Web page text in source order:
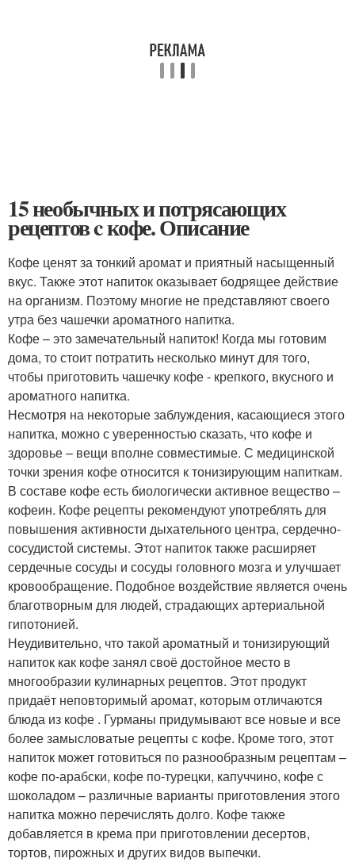
15 необычных и потрясающих
рецептов c кофе. Описание
Кофе ценят за тонкий аромат и приятный насыщенный
вкус. Также этот напиток оказывает бодрящее действие
на организм. Поэтому многие не представляют своего
утра без чашечки ароматного напитка.
Кофе – это замечательный напиток! Когда мы готовим
дома, то стоит потратить несколько минут для того,
чтобы приготовить чашечку кофе - крепкого, вкусного и
ароматного напитка.
Несмотря на некоторые заблуждения, касающиеся этого
напитка, можно с уверенностью сказать, что кофе и
здоровье – вещи вполне совместимые. С медицинской
точки зрения кофе относится к тонизирующим напиткам.
В составе кофе есть биологически активное вещество –
кофеин. Кофе рецепты рекомендуют употреблять для
повышения активности дыхательного центра, сердечно-
сосудистой системы. Этот напиток также расширяет
сердечные сосуды и сосуды головного мозга и улучшает
кровообращение. Подобное воздействие является очень
благотворным для людей, страдающих артериальной
гипотонией.
Неудивительно, что такой ароматный и тонизирующий
напиток как кофе занял своё достойное место в
многообразии кулинарных рецептов. Этот продукт
придаёт неповторимый аромат, которым отличаются
блюда из кофе . Гурманы придумывают все новые и все
более замысловатые рецепты с кофе. Кроме того, этот
напиток может готовиться по разнообразным рецептам –
кофе по-арабски, кофе по-турецки, капуччино, кофе с
шоколадом – различные варианты приготовления этого
напитка можно перечислять долго. Кофе также
добавляется в крема при приготовлении десертов,
тортов, пирожных и других видов выпечки.